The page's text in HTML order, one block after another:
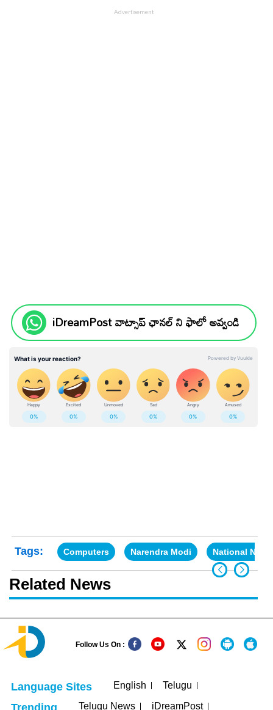
iDreamPost వాట్సాప్ ఛానల్ ని ఫాలో అవ్వండి
Tags: Computers Narendra Modi National News
Related News
Follow Us On :
Language Sites English Telugu
Trending Telugu News iDreamPost